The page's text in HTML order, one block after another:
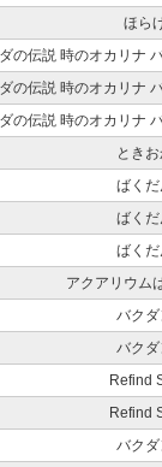
ほら
の伝説 時のオカリナ
の伝説 時のオカリナ
の伝説 時のオカリナ
とき
ばくだ
ばくだ
ばくだ
アクアリウム
バクダ
バクダ
Refind
Refind
バクダ